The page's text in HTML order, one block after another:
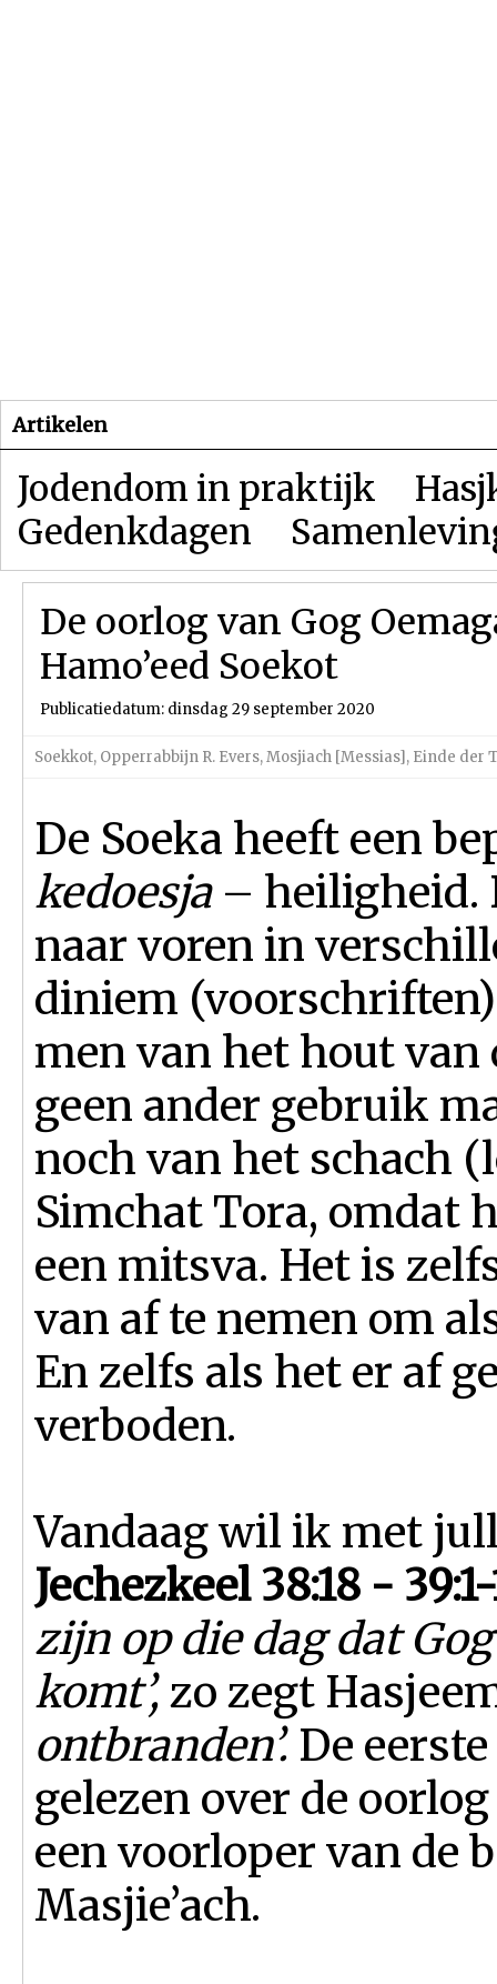
Artikelen
Jodendom in praktijk
Gedenkdagen
De oorlog van Gog
Hamo’eed Soekot
Publicatiedatum: dinsdag 29 september 2020
Soekkot, Opperrabbijn R. Evers,Mosjiach [Messias], Einde der
De Soeka heeft een
kedoesja– heiligheid.
naar voren in
diniem
men van het hout van
geen ander gebruik
noch van het schach
Simchat Tora, omdat
een mitsva. Het is
van af te nemen om
En zelfs als het er af
verboden.
Vandaag wil ik met
Jechezkeel 38:18 -
zijn op die dag dat
komt’,zo zegt
ontbranden’. De
gelezen over de
een voorloper van de
Masjie’ach.